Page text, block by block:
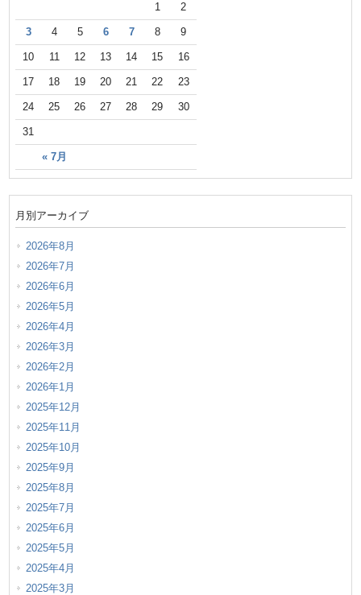
« 7月
1 2
3 4 5 6 7 8 9
10 11 12 13 14 15 16
17 18 19 20 21 22 23
24 25 26 27 28 29 30
31
月別アーカイブ
2026年8月
2026年7月
2026年6月
2026年5月
2026年4月
2026年3月
2026年2月
2026年1月
2025年12月
2025年11月
2025年10月
2025年9月
2025年8月
2025年7月
2025年6月
2025年5月
2025年4月
2025年3月